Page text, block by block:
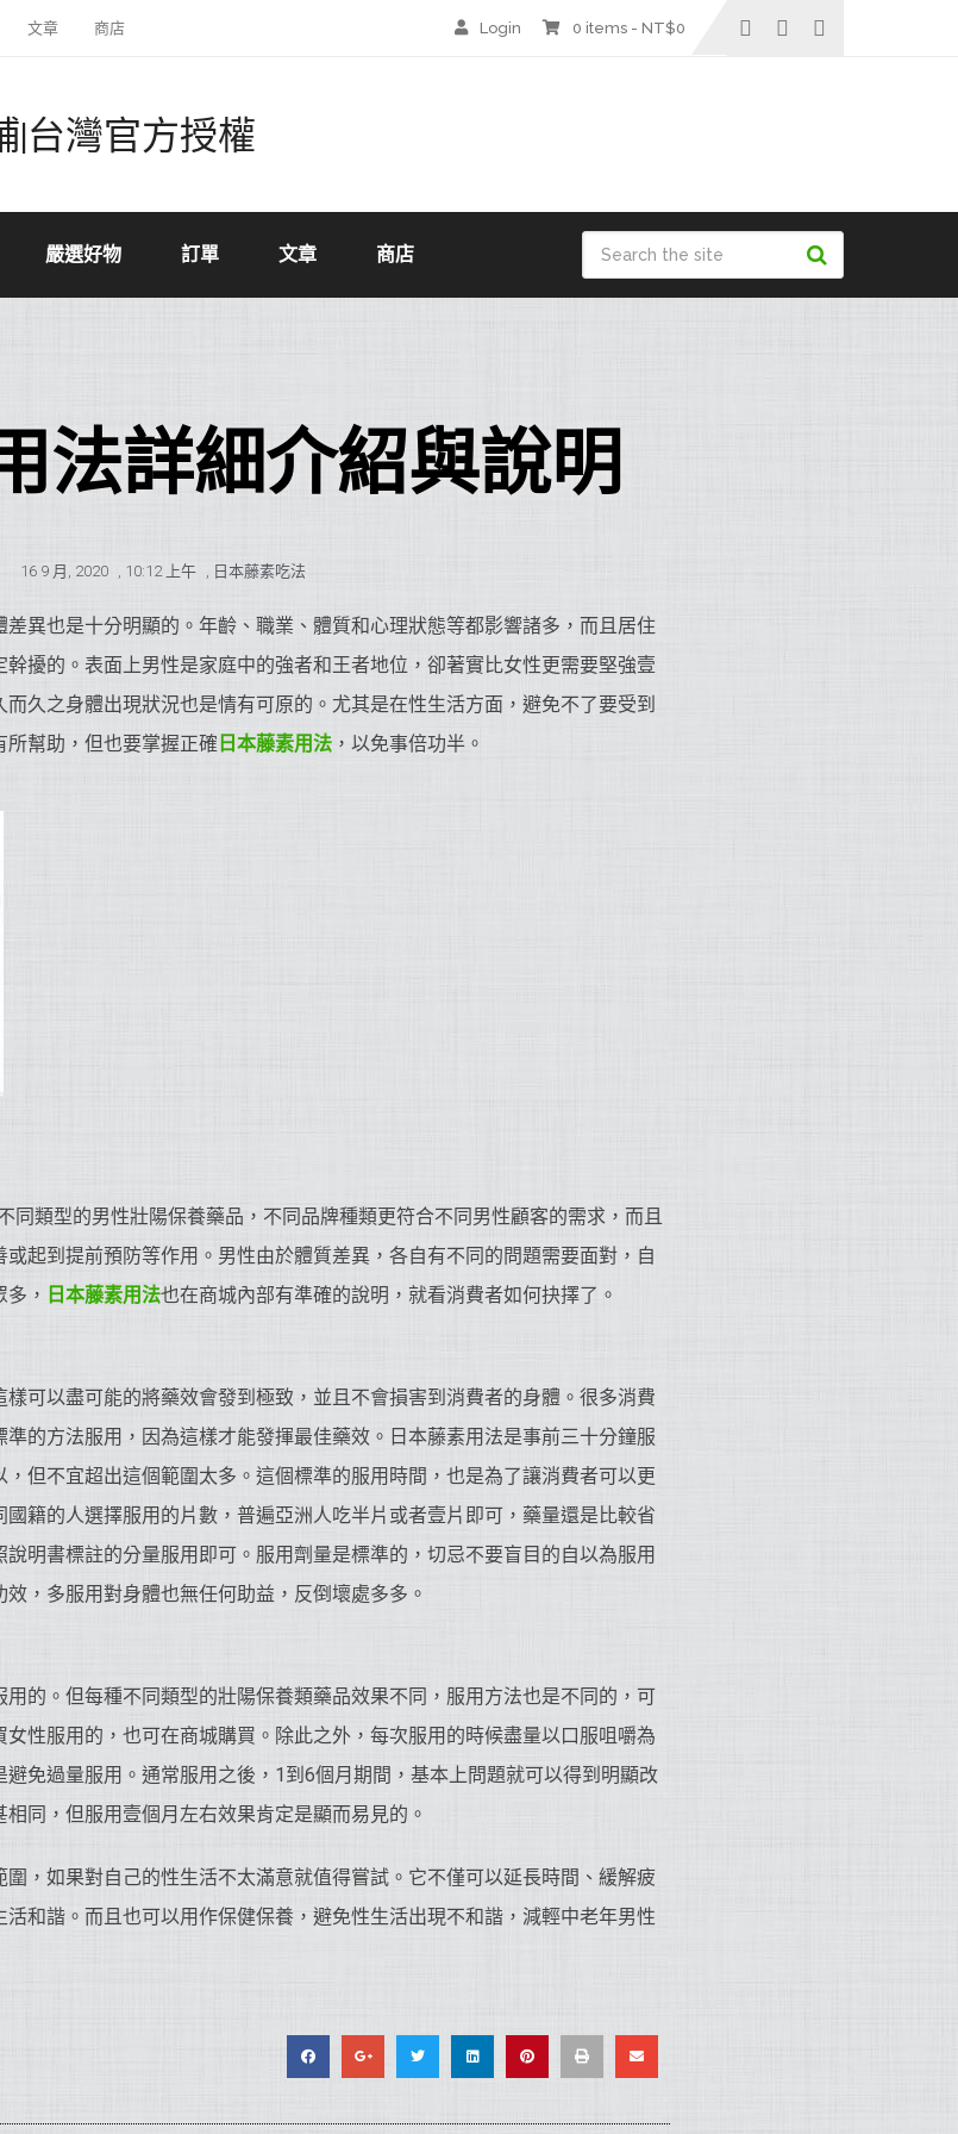
文章 商店 Login 0 items - NT$0
|台灣官方授權
嚴選好物 訂單 文章 商店
法詳細介紹與說明
16 9 月, 2020 , 10:12 上午 , 日本藤素吃法
異也是十分明顯的。年齡、職業、體質和心理狀態等都影響諸多，而且居住
擾的。表面上男性是家庭中的強者和王者地位，卻著實比女性更需要堅強壹
久之身體出現狀況也是情有可原的。尤其是在性生活方面，避免不了要受到
幫助，但也要掌握正確 日本藤素用法 ，以免事倍功半。
同類型的男性壯陽保養藥品，不同品牌種類更符合不同男性顧客的需求，而且
起到提前預防等作用。男性由於體質差異，各自有不同的問題需要面對，自
， 日本藤素用法也在商城內部有準確的說明，就看消費者如何抉擇了。
可以盡可能的將藥效會發到極致，並且不會損害到消費者的身體。很多消費
的方法服用，因為這樣才能發揮最佳藥效。日本藤素用法是事前三十分鐘服
但不宜超出這個範圍太多。這個標準的服用時間，也是為了讓消費者可以更
籍的人選擇服用的片數，普遍亞洲人吃半片或者壹片即可，藥量還是比較省
明書標註的分量服用即可。服用劑量是標準的，切忌不要盲目的自以為服用
，多服用對身體也無任何助益，反倒壞處多多。
的。但每種不同類型的壯陽保養類藥品效果不同，服用方法也是不同的，可
性服用的，也可在商城購買。除此之外，每次服用的時候盡量以口服咀嚼為
免過量服用。通常服用之後，1到6個月期間，基本上問題就可以得到明顯改
同，但服用壹個月左右效果肯定是顯而易見的。
，如果對自己的性生活不太滿意就值得嘗試。它不僅可以延長時間、緩解疲
和諧。而且也可以用作保健保養，避免性生活出現不和諧，減輕中老年男性